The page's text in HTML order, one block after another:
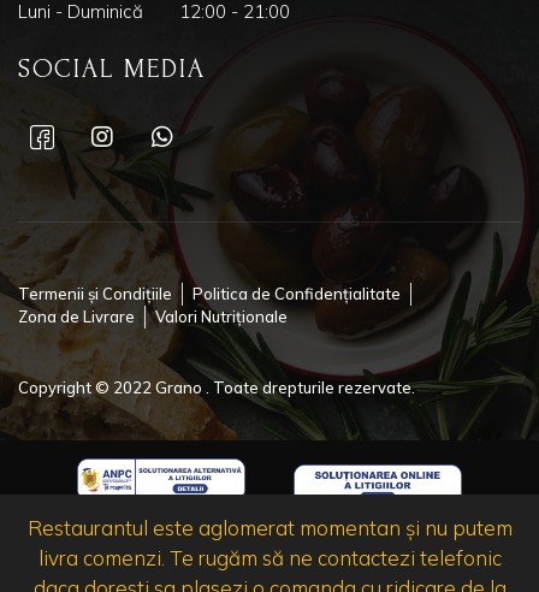
Luni - Duminică 12:00 - 21:00
SOCIAL MEDIA
Termenii și Condițiile
Politica de Confidențialitate
Zona de Livrare
Valori Nutriționale
Copyright © 2022 Grano . Toate drepturile rezervate.
Restaurantul este aglomerat momentan și nu putem
livra comenzi. Te rugăm să ne contactezi telefonic